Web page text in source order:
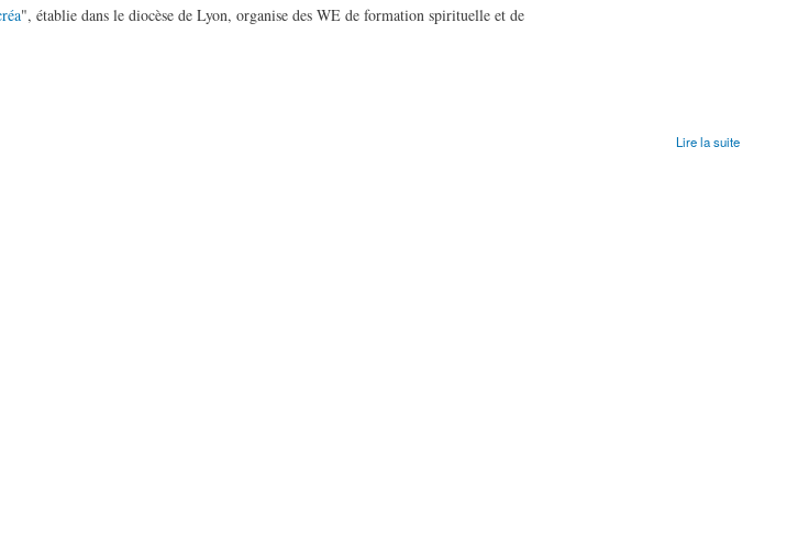
", établie dans le diocèse de Lyon, organise des WE de formation spirituelle et de
Lire la suite